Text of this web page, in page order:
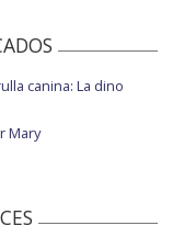
canina: La dino
Mary